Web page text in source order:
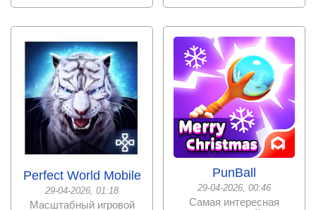
Perfect World Mobile
29-04-2026, 01:18
Масштабный игровой
PunBall
29-04-2026, 00:46
Самая интересная